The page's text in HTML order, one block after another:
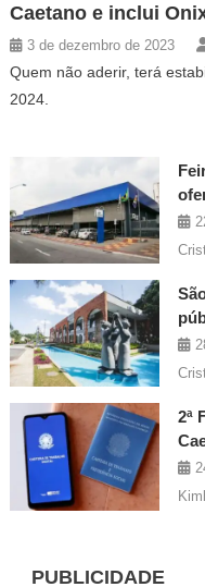
Caetano e inclui
3 de dezembro de 2023
Quem não aderir, terá
2024.
2ª
PUBLICIDADE